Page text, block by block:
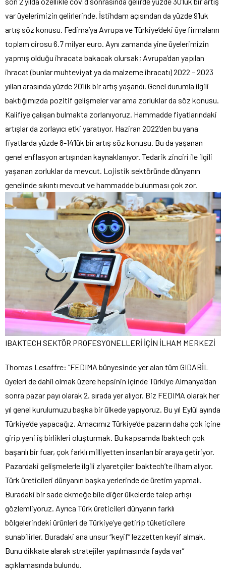
var üyelerimizin gelirlerinde. İstihdam açısından da yüzde 9’luk
artış söz konusu. Fedima’ya Avrupa ve Türkiye’deki üye firmaların
toplam cirosu 6.7 milyar euro. Aynı zamanda yine üyelerimizin
yapmış olduğu ihracata bakacak olursak; Avrupa’dan yapılan
ihracat (bunlar muhteviyat ya da malzeme ihracatı) 2022 – 2023
yılları arasında yüzde 20’lik bir artış yaşandı. Genel durumla ilgili
baktığımızda pozitif gelişmeler var ama zorluklar da söz konusu.
Kalifiye çalışan bulmakta zorlanıyoruz. Hammadde fiyatlarındaki
artışlar da zorlayıcı etki yaratıyor. Haziran 2022’den bu yana
fiyatlarda yüzde 8-14’lük bir artış söz konusu. Bu da yaşanan
genel enflasyon artışından kaynaklanıyor. Tedarik zinciri ile ilgili
yaşanan zorluklar da mevcut. Lojistik sektöründe dünyanın
genelinde sıkıntı mevcut ve hammadde bulunması çok zor.
IBAKTECH SEKTÖR PROFESYONELLERİ İÇİN İLHAM MERKEZİ
Thomas Lesaffre: “FEDIMA bünyesinde yer alan tüm GIDABİL
üyeleri de dahil olmak üzere hepsinin içinde Türkiye Almanya’dan
sonra pazar payı olarak 2. sırada yer alıyor. Biz FEDIMA olarak her
yıl genel kurulumuzu başka bir ülkede yapıyoruz. Bu yıl Eylül ayında
Türkiye’de yapacağız. Amacımız Türkiye’de pazarın daha çok içine
girip yeni iş birlikleri oluşturmak. Bu kapsamda Ibaktech çok
başarılı bir fuar, çok farklı milliyetten insanları bir araya getiriyor.
Pazardaki gelişmelerle ilgili ziyaretçiler Ibaktech’te ilham alıyor.
Türk üreticileri dünyanın başka yerlerinde de üretim yapmalı.
Buradaki bir sade ekmeğe bile diğer ülkelerde talep artışı
gözlemliyoruz. Ayrıca Türk üreticileri dünyanın farklı
bölgelerindeki ürünleri de Türkiye’ye getirip tüketicilere
sunabilirler. Buradaki ana unsur “keyif” lezzetten keyif almak.
Bunu dikkate alarak stratejiler yapılmasında fayda var”
açıklamasında bulundu.